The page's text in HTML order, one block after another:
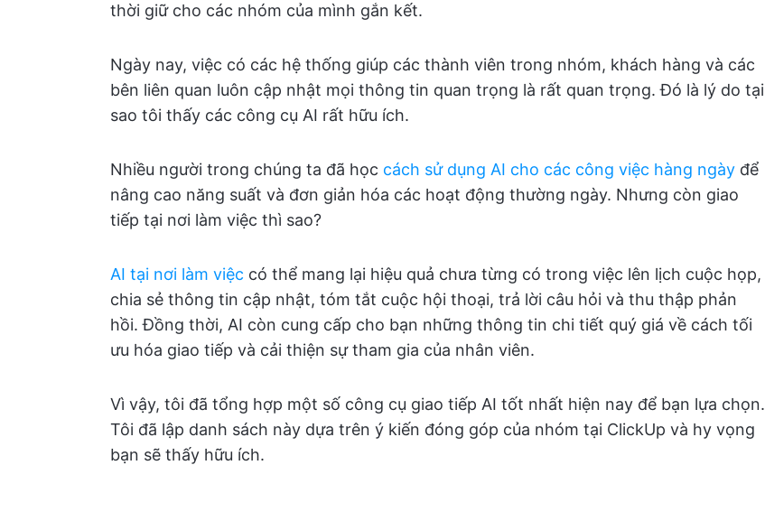
thời giữ cho các nhóm của mình gắn kết.
Ngày nay, việc có các hệ thống giúp các thành viên trong nhóm, khách hàng và các
bên liên quan luôn cập nhật mọi thông tin quan trọng là rất quan trọng. Đó là lý do tại
sao tôi thấy các công cụ AI rất hữu ích.
Nhiều người trong chúng ta đã học cách sử dụng AI cho các công việc hàng ngày để
nâng cao năng suất và đơn giản hóa các hoạt động thường ngày. Nhưng còn giao
tiếp tại nơi làm việc thì sao?
AI tại nơi làm việc có thể mang lại hiệu quả chưa từng có trong việc lên lịch cuộc họp,
chia sẻ thông tin cập nhật, tóm tắt cuộc hội thoại, trả lời câu hỏi và thu thập phản
hồi. Đồng thời, AI còn cung cấp cho bạn những thông tin chi tiết quý giá về cách tối
ưu hóa giao tiếp và cải thiện sự tham gia của nhân viên.
Vì vậy, tôi đã tổng hợp một số công cụ giao tiếp AI tốt nhất hiện nay để bạn lựa chọn.
Tôi đã lập danh sách này dựa trên ý kiến đóng góp của nhóm tại ClickUp và hy vọng
bạn sẽ thấy hữu ích.